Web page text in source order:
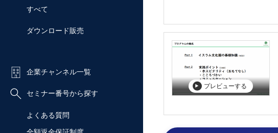
すべて
ダウンロード販売
企業チャンネル一覧
セミナー番号から探す
よくある質問
プレビューする